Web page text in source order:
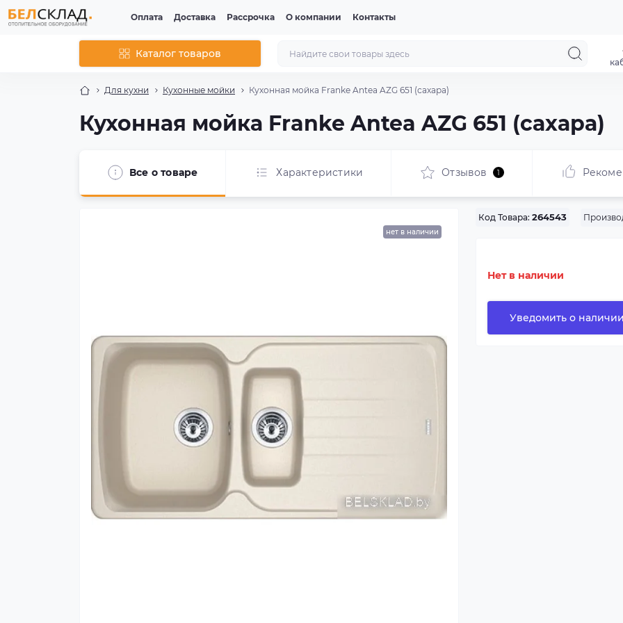
Оплата Доставка Рассрочка О компании Контакты
Каталог товаров
Для кухни Кухонные мойки Кухонная мойка Franke Antea AZG 651 (сахара)
Кухонная мойка Franke Antea AZG 651 (сахара)
Все о товаре Характеристики Отзывов 1
нет в наличии
Код Товара: 264543
Нет в наличии
Уведомить о